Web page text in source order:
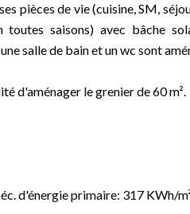
pièces de vie (cuisine, SM,
saisons) avec bâche
salle de bain et un wc sont
d'aménager le grenier de 60 m².
d'énergie primaire: 317 KWh/